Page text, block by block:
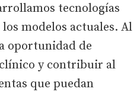
tecnologías
modelos actuales. Al
oportunidad de
y contribuir al
que puedan